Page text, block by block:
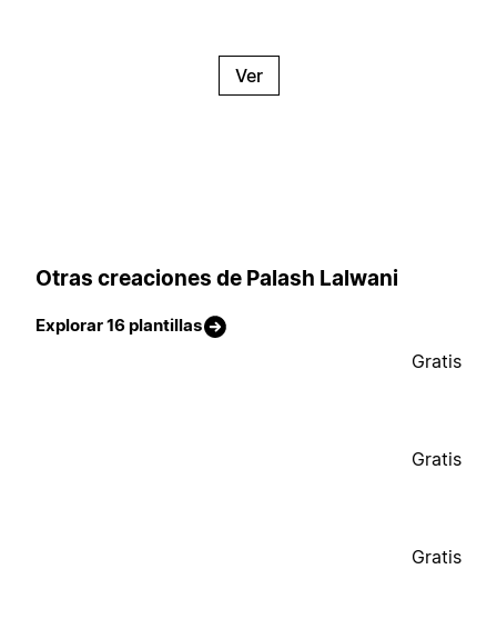
Ver
Otras creaciones de Palash Lalwani
Explorar 16 plantillas
Gratis
Gratis
Gratis